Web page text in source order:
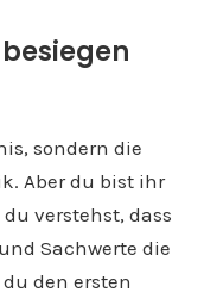
sondern die
Aber du bist ihr
verstehst, dass
Sachwerte die
den ersten